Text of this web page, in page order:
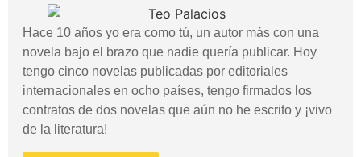
Hace 10 años yo era como tú, un autor más con una
novela bajo el brazo que nadie quería publicar. Hoy
tengo cinco novelas publicadas por editoriales
internacionales en ocho países, tengo firmados los
contratos de dos novelas que aún no he escrito y ¡vivo
de la literatura!